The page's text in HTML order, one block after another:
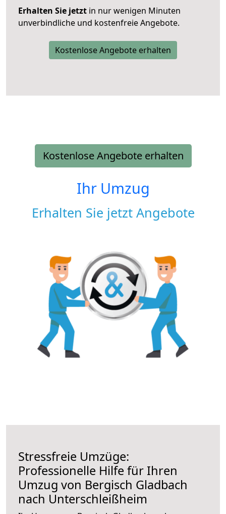
Erhalten Sie jetzt in nur wenigen Minuten
unverbindliche und kostenfreie Angebote.
Kostenlose Angebote erhalten
Kostenlose Angebote erhalten
Ihr Umzug
Erhalten Sie jetzt Angebote
Stressfreie Umzüge:
Professionelle Hilfe für Ihren
Umzug von Bergisch Gladbach
nach Unterschleißheim